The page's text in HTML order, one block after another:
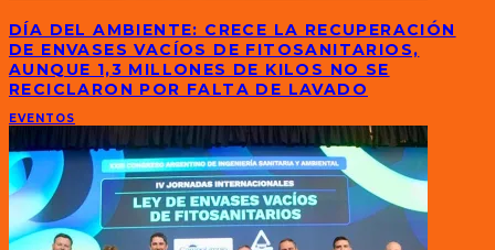
DÍA DEL AMBIENTE: CRECE LA RECUPERACIÓN
DE ENVASES VACÍOS DE FITOSANITARIOS,
AUNQUE 1,3 MILLONES DE KILOS NO SE
RECICLARON POR FALTA DE LAVADO
EVENTOS